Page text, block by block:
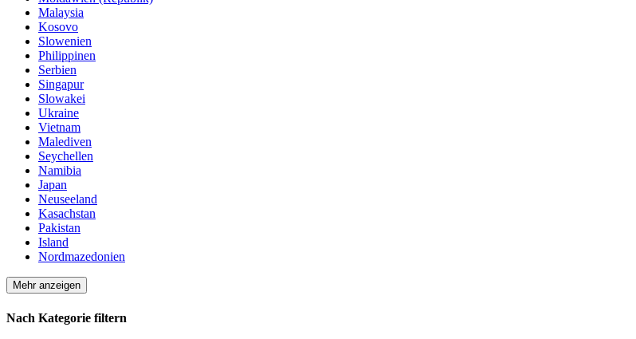
Malaysia
Kosovo
Slowenien
Philippinen
Serbien
Singapur
Slowakei
Ukraine
Vietnam
Malediven
Seychellen
Namibia
Japan
Neuseeland
Kasachstan
Pakistan
Island
Nordmazedonien
Mehr anzeigen
Nach Kategorie filtern